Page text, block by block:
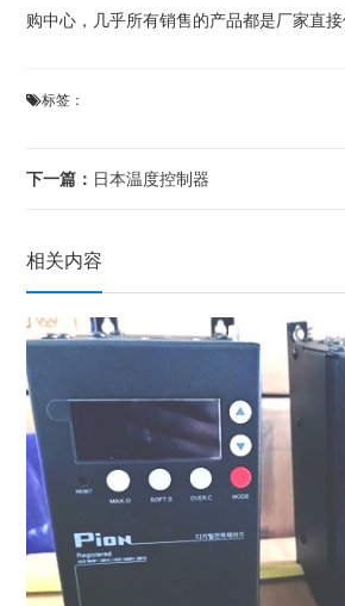
购中心，几乎所有销售的产品都是厂家直接
标签：
下一篇： 日本温度控制器
相关内容